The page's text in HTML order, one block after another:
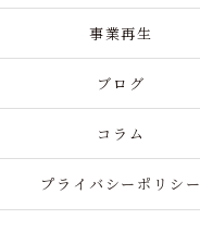
事業再生
ブログ
コラム
プライバシーポリシー